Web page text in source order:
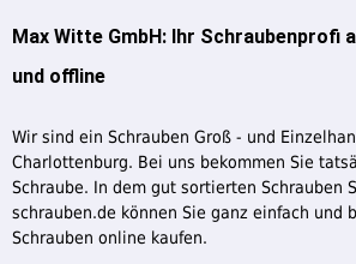
Max Witte GmbH: Ihr Schraubenprofi
und offline
Wir sind ein Schrauben Groß - und
Charlottenburg. Bei uns bekommen Sie
Schraube. In dem gut sortierten Schrauben
schrauben.de können Sie ganz einfach und
Schrauben online kaufen.